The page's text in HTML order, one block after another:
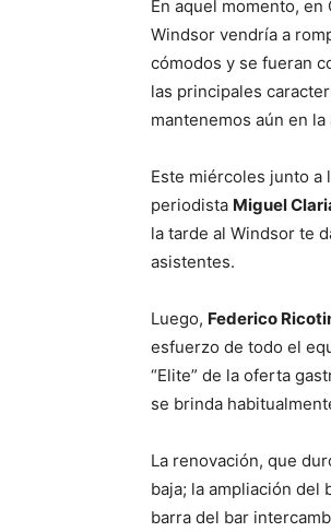
En aquel momento,
Windsor vendría a
cómodos y se fueran
las principales
mantenemos aún en la
Este miércoles junto a
periodista Miguel
la tarde al Windsor te
asistentes.
Luego, Federico
esfuerzo de todo el
“Elite” de la oferta
se brinda
La renovación, que
baja; la ampliación del
barra del bar